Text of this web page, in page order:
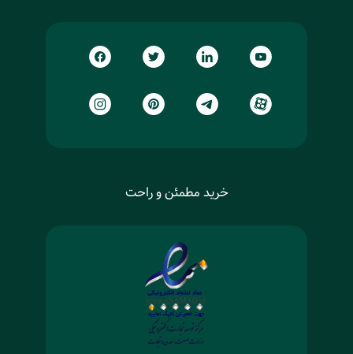
خرید مطمئن و راحت